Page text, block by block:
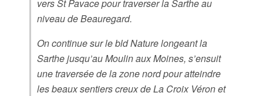
vers St Pavace pour traverser la Sarthe au
niveau de Beauregard.
On continue sur le bld Nature longeant la
Sarthe jusqu’au Moulin aux Moines, s’ensuit
une traversée de la zone nord pour atteindre
les beaux sentiers creux de La Croix Véron et